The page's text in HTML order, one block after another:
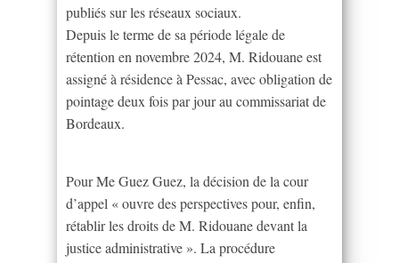
publiés sur les réseaux sociaux.
Depuis le terme de sa période légale de
rétention en novembre 2024, M. Ridouane est
assigné à résidence à Pessac, avec obligation de
pointage deux fois par jour au commissariat de
Bordeaux.
Pour Me Guez Guez, la décision de la cour
d’appel « ouvre des perspectives pour, enfin,
rétablir les droits de M. Ridouane devant la
justice administrative ». La procédure